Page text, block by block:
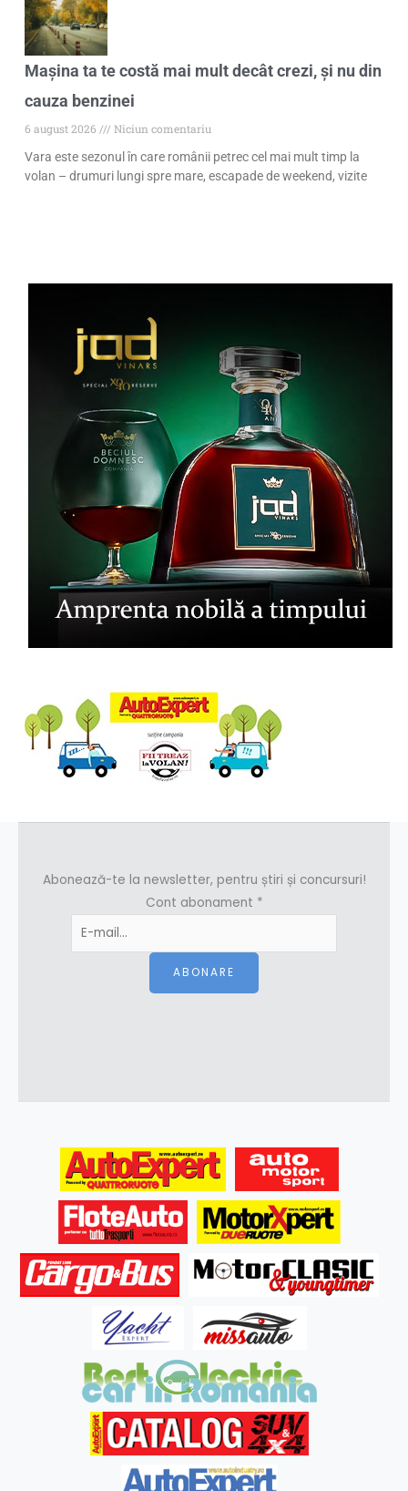
Mașina ta te costă mai mult decât crezi, și nu din
cauza benzinei
6 august 2026
Niciun comentariu
Vara este sezonul în care românii petrec cel mai mult timp la
volan – drumuri lungi spre mare, escapade de weekend, vizite
Abonează-te la newsletter, pentru știri și concursuri!
Cont abonament *
ABONARE